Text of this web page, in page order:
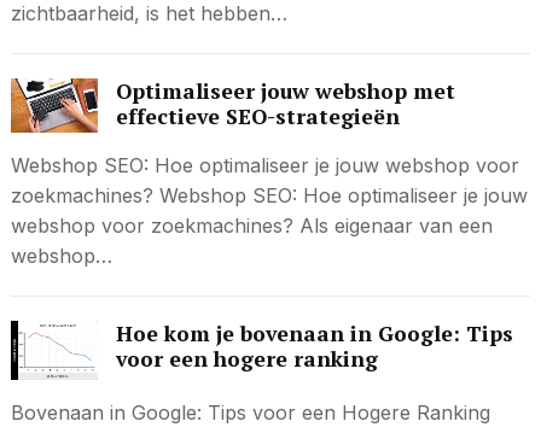
zichtbaarheid, is het hebben…
Optimaliseer jouw webshop met
effectieve SEO-strategieën
Webshop SEO: Hoe optimaliseer je jouw webshop voor
zoekmachines? Webshop SEO: Hoe optimaliseer je jouw
webshop voor zoekmachines? Als eigenaar van een
webshop…
Hoe kom je bovenaan in Google: Tips
voor een hogere ranking
Bovenaan in Google: Tips voor een Hogere Ranking